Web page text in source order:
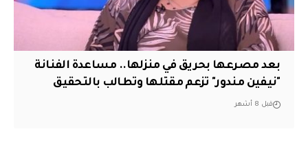
بعد مصرعها بحريق في منزلها.. مساعدة الفنانة
"نيفين مندور" تزعم مقتلها وتطالب بالتحقيق
قبل 8 أشهر